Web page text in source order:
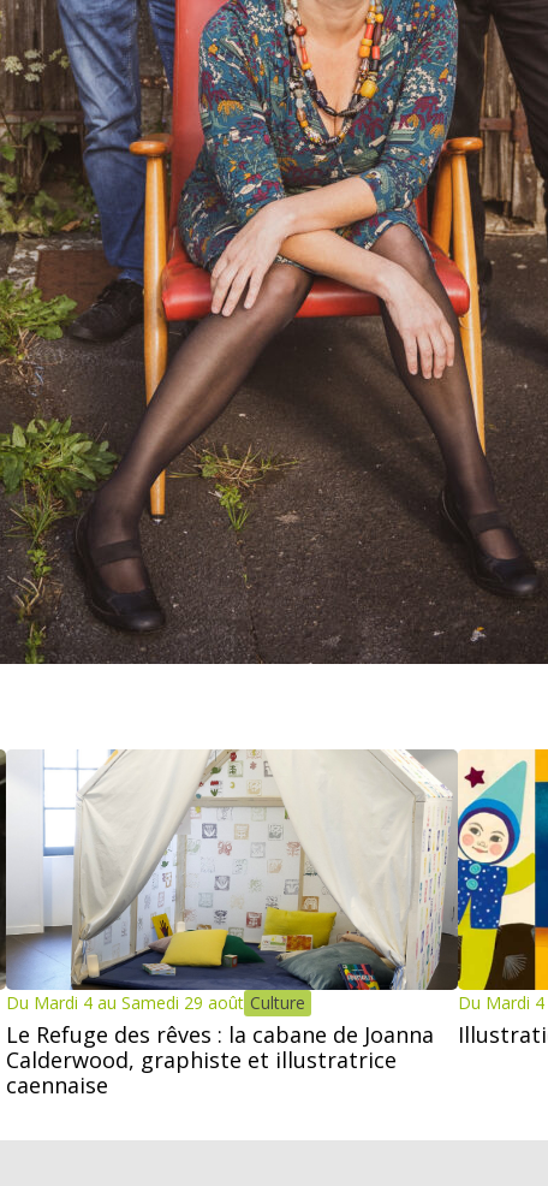
Du Mardi 4 au Samedi 29 août Culture
Le Refuge des rêves : la cabane de Joanna
Calderwood, graphiste et illustratrice
caennaise
Du Mardi